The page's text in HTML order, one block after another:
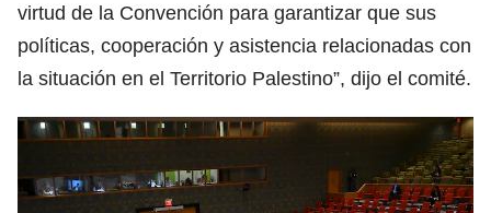
virtud de la Convención para garantizar que sus
políticas, cooperación y asistencia relacionadas con
la situación en el Territorio Palestino”, dijo el comité.